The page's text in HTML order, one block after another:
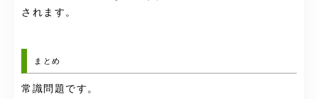
されます。
まとめ
常識問題です。